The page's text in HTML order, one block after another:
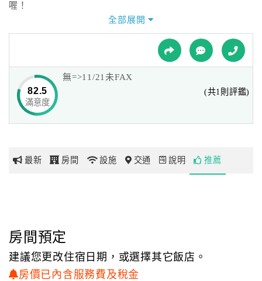
球
網
玩
地
圖
顧
喔！
單純的精彩
位居火車站旁的花蓮市區，不僅是具備交通便利的優點，
生活機能與美食都是這裡的好便利，輕騎出遊，
到花蓮是周遭的景點更是輕鬆到不行，
您是個喜歡體驗漫活在加上一點探險的聰明旅人嗎？來找我
們吧！
延伸了旅行中期待的溫暖與心情空間，
我們希望這裡是您在花蓮永遠的安心落腳處，
這是個雙方都單純的期待，只要您能到來，
全部展開
82.5
滿意度
無=>11/21未FAX
(共1則評鑑)
最新 房間 設施 交通 說明 推薦
房間預定
建議您更改住宿日期，或選擇其它飯店。
房價已內含服務費及稅金